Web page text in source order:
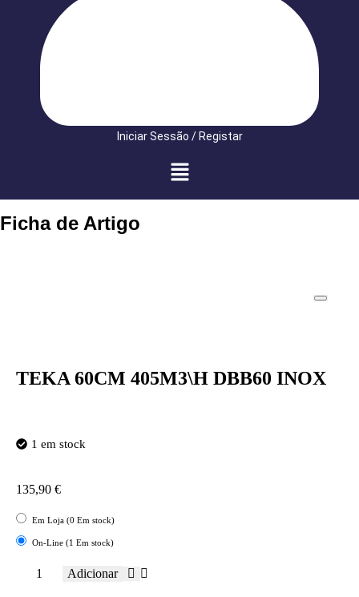
Iniciar Sessão / Registar
Ficha de Artigo
TEKA 60CM 405M3\H DBB60 INOX
1 em stock
135,90 €
Em Loja (0 Em stock)
On-Line (1 Em stock)
Adicionar